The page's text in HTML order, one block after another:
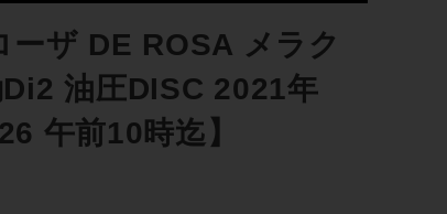
ーザ DE ROSA メラク
油圧DISC 2021年
午前10時迄】